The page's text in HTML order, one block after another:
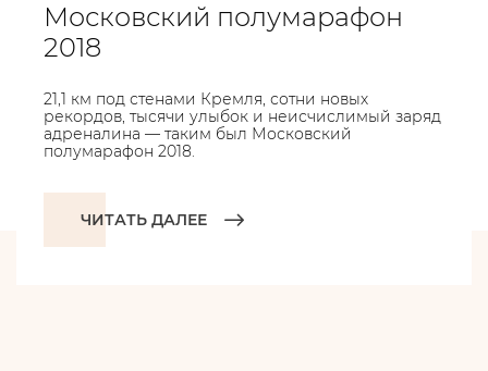
Московский полумарафон
2018
21,1 км под стенами Кремля, сотни новых
рекордов, тысячи улыбок и неисчислимый заряд
адреналина — таким был Московский
полумарафон 2018.
ЧИТАТЬ ДАЛЕЕ